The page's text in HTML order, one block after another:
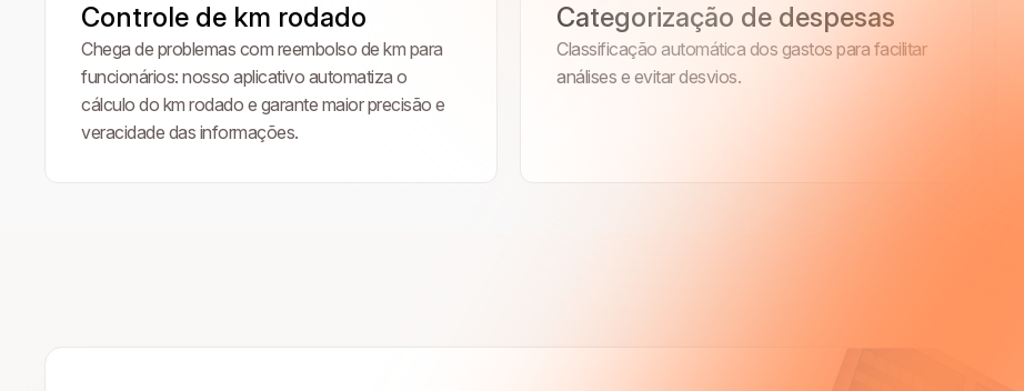
Controle de km rodado
Chega de problemas com reembolso de km para
funcionários: nosso aplicativo automatiza o
cálculo do km rodado e garante maior precisão e
veracidade das informações.
Categorização de despesas
Classificação automática dos gastos para facilitar
análises e evitar desvios.